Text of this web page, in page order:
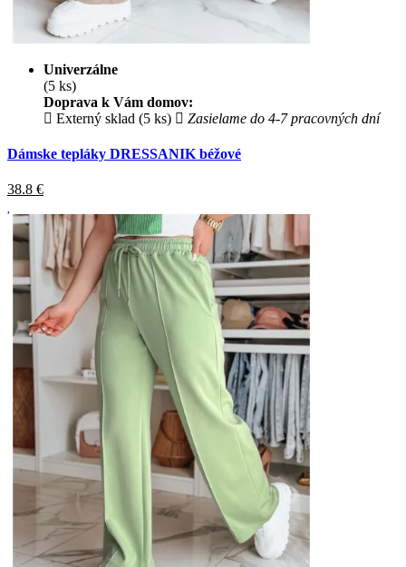
Univerzálne
(5 ks)
Doprava k Vám domov:
Externý sklad (5 ks)
Zasielame do 4-7 pracovných dní
Dámske tepláky DRESSANIK béžové
38.8 €